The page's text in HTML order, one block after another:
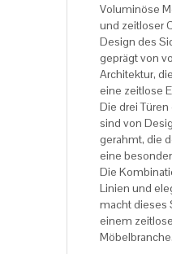
Voluminöse
und zeitloser
Design des
geprägt von
Architektur,
eine zeitlose
Die drei
sind von
gerahmt, die
eine
Die
Linien und
macht dieses
einem
Möbelbranche.